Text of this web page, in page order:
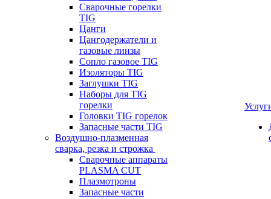
Сварочные горелки
TIG
Цанги
Цангодержатели и
газовые линзы
Сопло газовое TIG
Изоляторы TIG
Заглушки TIG
Наборы для TIG
горелки
Головки TIG горелок
Запасные части TIG
Воздушно-плазменная
сварка, резка и строжка
Сварочные аппараты
PLASMA CUT
Плазмотроны
Запасные части